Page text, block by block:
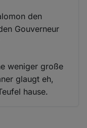
den
Gouverneur
weniger große
glaugt eh,
hause.